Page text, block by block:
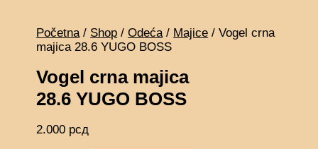
Početna/ Shop /Odeća/ Majice / Vogel crna
majica 28.6 YUGO BOSS
Vogel crna majica
28.6 YUGO BOSS
2.000 рсд